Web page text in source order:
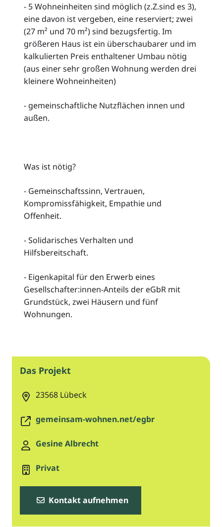
- 5 Wohneinheiten sind möglich (z.Z.sind es 3),
eine davon ist vergeben, eine reserviert; zwei
(27 m² und 70 m²) sind bezugsfertig. Im
größeren Haus ist ein überschaubarer und im
kalkulierten Preis enthaltener Umbau nötig
(aus einer sehr großen Wohnung werden drei
kleinere Wohneinheiten)
- gemeinschaftliche Nutzflächen innen und
außen.
Was ist nötig?
- Gemeinschaftssinn, Vertrauen,
Kompromissfähigkeit, Empathie und
Offenheit.
- Solidarisches Verhalten und
Hilfsbereitschaft.
- Eigenkapital für den Erwerb eines
Gesellschafter:innen-Anteils der eGbR mit
Grundstück, zwei Häusern und fünf
Wohnungen.
Das Projekt
23568 Lübeck
gemeinsam-wohnen.net/egbr
Gesine Albrecht
Privat
Kontakt aufnehmen